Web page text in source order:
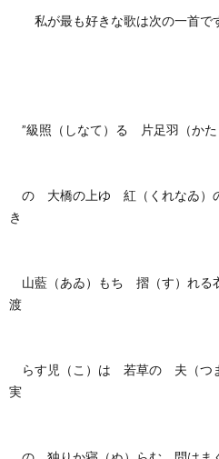
私が最も好きな歌は次の一首で
”級照（しなて）る 片足羽（か
の 大橋の上ゆ 紅（くれなゐ）
き
山藍（あゐ）もち 摺（す）れ
渡
らす児（こ）は 若草の 夫（つ
実